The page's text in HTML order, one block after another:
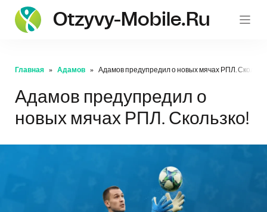
Otzyvy-Mobile.ru
Главная Адамов Адамов предупредил о новых мячах РПЛ.
Адамов предупредил о
новых мячах РПЛ. Скользко!